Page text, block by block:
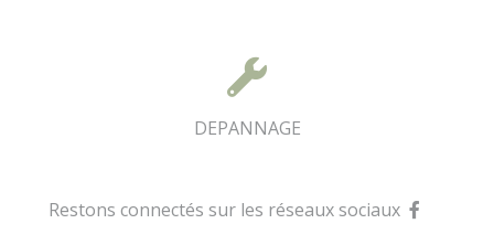
DEPANNAGE
Restons connectés sur les réseaux sociaux